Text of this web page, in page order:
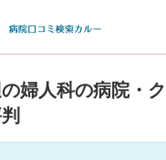
婦人科の病院・